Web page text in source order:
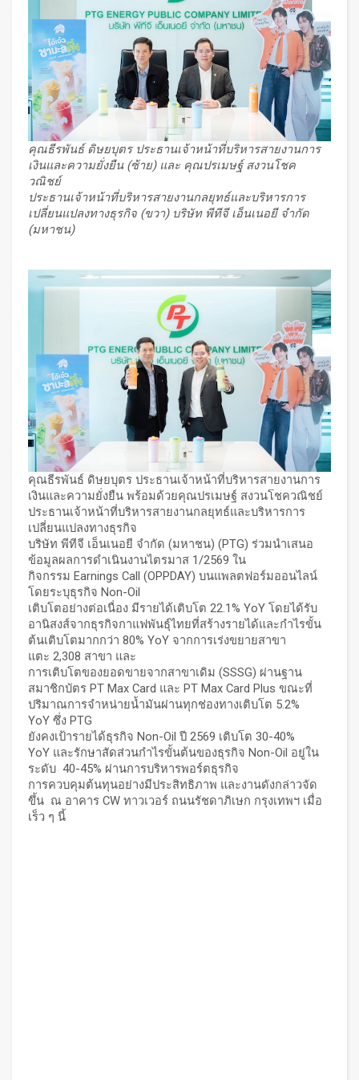
คุณธีรพันธ์ ดิษยบุตร ประธานเจ้าหน้าที่บริหารสายงานการ
เงินและความยั่งยืน (ซ้าย) และ คุณปรเมษฐ์ สงวนโชค
วณิชย์
ประธานเจ้าหน้าที่บริหารสายงานกลยุทธ์และบริหารการ
เปลี่ยนแปลงทางธุรกิจ (ขวา) บริษัท พีทีจี เอ็นเนอยี จำกัด
(มหาชน)
คุณธีรพันธ์ ดิษยบุตร ประธานเจ้าหน้าที่บริหารสายงานการ
เงินและความยั่งยืน พร้อมด้วยคุณปรเมษฐ์ สงวนโชควณิชย์
ประธานเจ้าหน้าที่บริหารสายงานกลยุทธ์และบริหารการ
เปลี่ยนแปลงทางธุรกิจ
บริษัท พีทีจี เอ็นเนอยี จำกัด (มหาชน) (PTG) ร่วมนำเสนอ
ข้อมูลผลการดำเนินงานไตรมาส 1/2569 ใน
กิจกรรม Earnings Call (OPPDAY) บนแพลตฟอร์มออนไลน์
โดยระบุธุรกิจ Non-Oil
เติบโตอย่างต่อเนื่อง มีรายได้เติบโต 22.1% YoY โดยได้รับ
อานิสงส์จากธุรกิจกาแฟพันธุ์ไทยที่สร้างรายได้และกำไรขั้น
ต้นเติบโตมากกว่า 80% YoY จากการเร่งขยายสาขา
แตะ 2,308 สาขา และ
การเติบโตของยอดขายจากสาขาเดิม (SSSG) ผ่านฐาน
สมาชิกบัตร PT Max Card และ PT Max Card Plus ขณะที่
ปริมาณการจำหน่ายน้ำมันผ่านทุกช่องทางเติบโต 5.2%
YoY ซึ่ง PTG
ยังคงเป้ารายได้ธุรกิจ Non-Oil ปี 2569 เติบโต 30-40%
YoY และรักษาสัดส่วนกำไรขั้นต้นของธุรกิจ Non-Oil อยู่ใน
ระดับ 40-45% ผ่านการบริหารพอร์ตธุรกิจ
การควบคุมต้นทุนอย่างมีประสิทธิภาพ และงานดังกล่าวจัด
ขึ้น ณ อาคาร CW ทาวเวอร์ ถนนรัชดาภิเษก กรุงเทพฯ เมื่อ
เร็ว ๆ นี้